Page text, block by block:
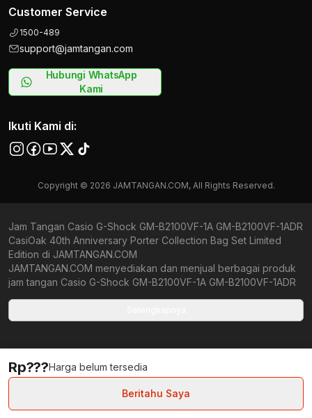
Customer Service
1500-489
support@jamtangan.com
Hubungi WhatsApp
Kami
Ikuti Kami di:
Copyright © 2026 JAMTANGAN.COM, All Rights Reserved.
Jam Tangan Casio G-Shock GM-B2100VF-1A GM-B2100VF-1ADR
CasiOak 40th Anniversary Porter Collection Bag Set Limited
Edition di JAMTANGAN.COM
JAMTANGAN.COM menyediakan dan menjual berbagai produk
jam tangan Casio G-Shock GM-B2100VF-1A GM-B2100VF-1ADR
(International Warranty). Kami berkomitmen untuk memberi
menjamin produk-produk yang tersedia merupakan produk jam
tangan original, berkualitas tinggi, dan memiliki harga yang lebih
terjangkau dari toko online Indonesia lainnya. Anda,
watchlovers, merupakan prioritas utama kami. Dengan
tersedianya berbagai jam tangan mechanical, kinetic, dan
Harga belum tersedia
Rp???
Beritahu Saya